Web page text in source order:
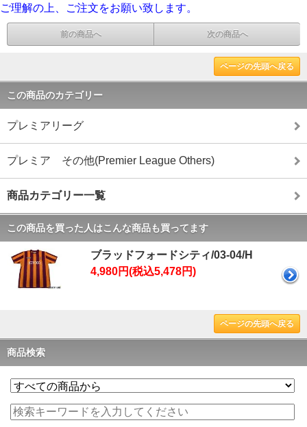
ご理解の上、ご注文をお願い致します。
前の商品へ 次の商品へ
ページの先頭へ戻る
この商品のカテゴリー
プレミアリーグ
プレミア その他(Premier League Others)
商品カテゴリー一覧
この商品を買った人はこんな商品も買ってます
ブラッドフォードシティ/03-04/H
4,980円(税込5,478円)
ページの先頭へ戻る
商品検索